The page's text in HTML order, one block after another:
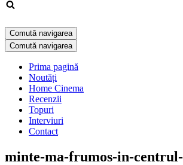
Comută navigarea
Comută navigarea
Prima pagină
Noutăți
Home Cinema
Recenzii
Topuri
Interviuri
Contact
minte-ma-frumos-in-